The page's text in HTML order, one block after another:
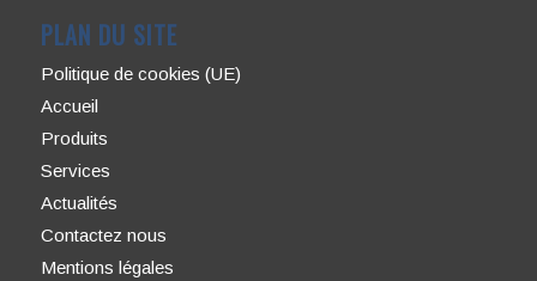
PLAN DU SITE
Politique de cookies (UE)
Accueil
Produits
Services
Actualités
Contactez nous
Mentions légales